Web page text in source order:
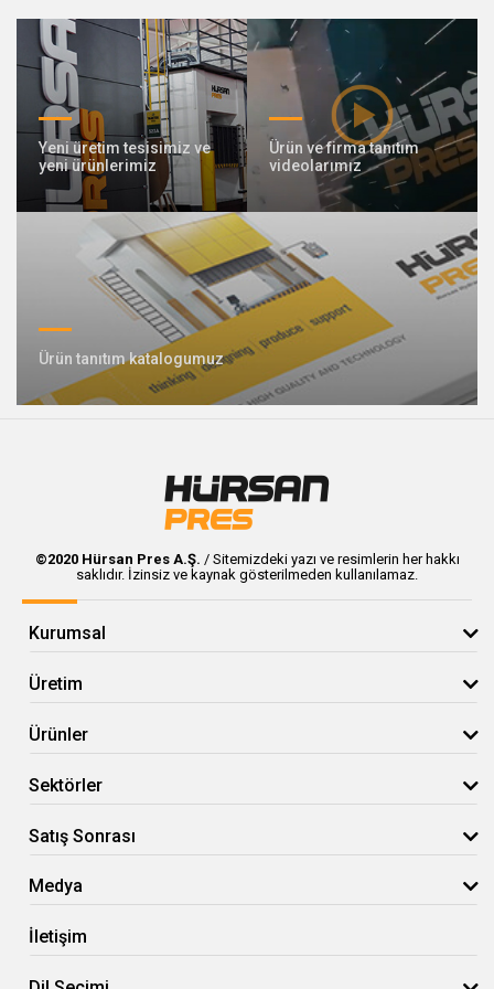
SELÇUKLU/KONYA
Bizimle İletişime Geçin
Whatsapp
© 2020 Hürsan Pres
Özel tasarım pres üretiminde lideriz
Yeni üretim tesisimiz ve
yeni ürünlerimiz
Ürün ve firma tanıtım
videolarımız
Ürün tanıtım katalogumuz
©2020 Hürsan Pres A.Ş. / Sitemizdeki yazı ve resimlerin her hakkı
saklıdır. İzinsiz ve kaynak gösterilmeden kullanılamaz.
Kurumsal
Üretim
Ürünler
Sektörler
Satış Sonrası
Medya
İletişim